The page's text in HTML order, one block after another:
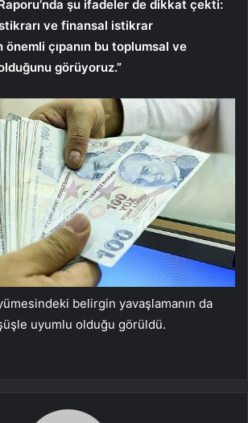
şu ifadeler de dikkat çekti:
ve finansal istikrar
önemli çıpanın bu toplumsal ve
görüyoruz.”
belirgin yavaşlamanın da
uyumlu olduğu görüldü.